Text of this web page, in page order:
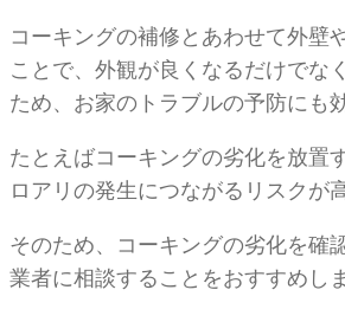
コーキングの補修とあわせて外壁
ことで、外観が良くなるだけでな
ため、お家のトラブルの予防にも
たとえばコーキングの劣化を放置
ロアリの発生につながるリスクが
そのため、コーキングの劣化を確
業者に相談することをおすすめしま